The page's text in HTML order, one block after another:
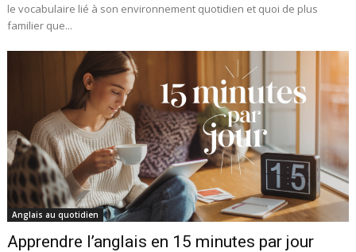
le vocabulaire lié à son environnement quotidien et quoi de plus
familier que...
Anglais au quotidien
Apprendre l’anglais en 15 minutes par jour